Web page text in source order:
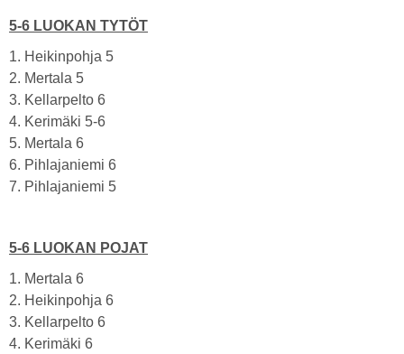
5-6 LUOKAN TYTÖT
1. Heikinpohja 5
2. Mertala 5
3. Kellarpelto 6
4. Kerimäki 5-6
5. Mertala 6
6. Pihlajaniemi 6
7. Pihlajaniemi 5
5-6 LUOKAN POJAT
1. Mertala 6
2. Heikinpohja 6
3. Kellarpelto 6
4. Kerimäki 6